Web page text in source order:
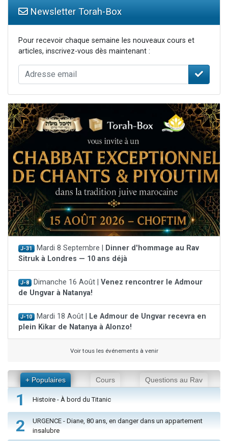
Newsletter Torah-Box
Pour recevoir chaque semaine les nouveaux cours et
articles, inscrivez-vous dès maintenant :
J-31 Mardi 8 Septembre |
Dinner d'hommage au Rav
Sitruk à Londres — 10 ans déjà
J-8 Dimanche 16 Août | Venez rencontrer le Admour
de Ungvar à Natanya!
J-10 Mardi 18 Août |
Le Admour de Ungvar recevra en
plein Kikar de Natanya à Alonzo!
Voir tous les événements à venir
+ Populaires Cours Questions au Rav
1 Histoire - À bord du Titanic
2
URGENCE - Diane, 80 ans, en danger dans un appartement
insalubre